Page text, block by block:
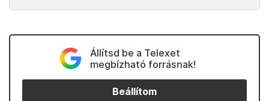
Állítsd be a Telexet
megbízható forrásnak!
Beállítom